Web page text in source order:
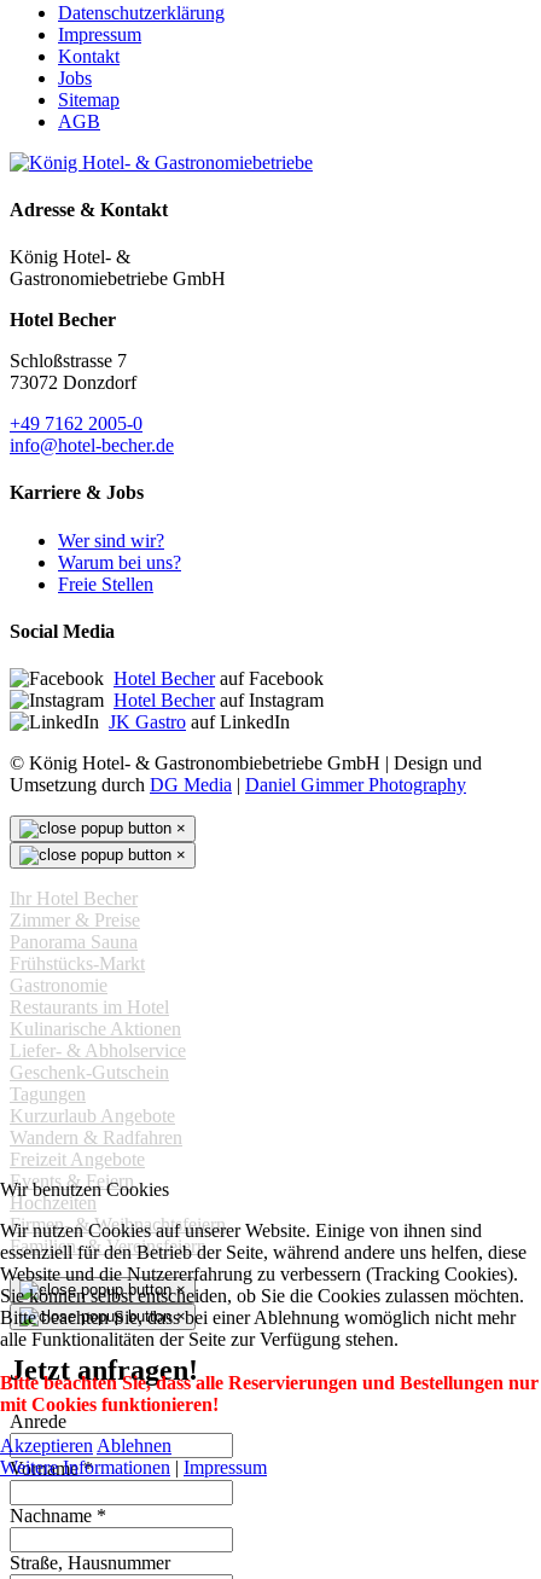
Datenschutzerklärung
Impressum
Kontakt
Jobs
Sitemap
AGB
Adresse & Kontakt
König Hotel- &
Gastronomiebetriebe GmbH
Hotel Becher
Schloßstrasse 7
73072 Donzdorf
+49 7162 2005-0
info@hotel-becher.de
Karriere & Jobs
Wer sind wir?
Warum bei uns?
Freie Stellen
Social Media
Hotel Becherauf Facebook
Hotel Becherauf Instagram
JK Gastro auf LinkedIn
© König Hotel- & Gastronombiebetriebe GmbH | Design und
Umsetzung durch DG Media | Daniel Gimmer Photography
Wir benutzen Cookies
Wir nutzen Cookies auf unserer Website. Einige von ihnen sind
essenziell für den Betrieb der Seite, während andere uns helfen, diese
Website und die Nutzererfahrung zu verbessern (Tracking Cookies).
Sie können selbst entscheiden, ob Sie die Cookies zulassen möchten.
Bitte beachten Sie, dass bei einer Ablehnung womöglich nicht mehr
alle Funktionalitäten der Seite zur Verfügung stehen.
Bitte beachten Sie, dass alle Reservierungen und Bestellungen nur
mit Cookies funktionieren!
Akzeptieren Ablehnen
Weitere Informationen | Impressum
×
×
Ihr Hotel Becher
Zimmer & Preise
Panorama Sauna
Frühstücks-Markt
Gastronomie
Restaurants im Hotel
Kulinarische Aktionen
Liefer- & Abholservice
Geschenk-Gutschein
Tagungen
Kurzurlaub Angebote
Wandern & Radfahren
Freizeit Angebote
Events & Feiern
Hochzeiten
Firmen- & Weihnachtsfeiern
Familien- & Vereinsfeiern
×
×
Jetzt anfragen!
Anrede
Vorname*
Nachname *
Straße, Hausnummer